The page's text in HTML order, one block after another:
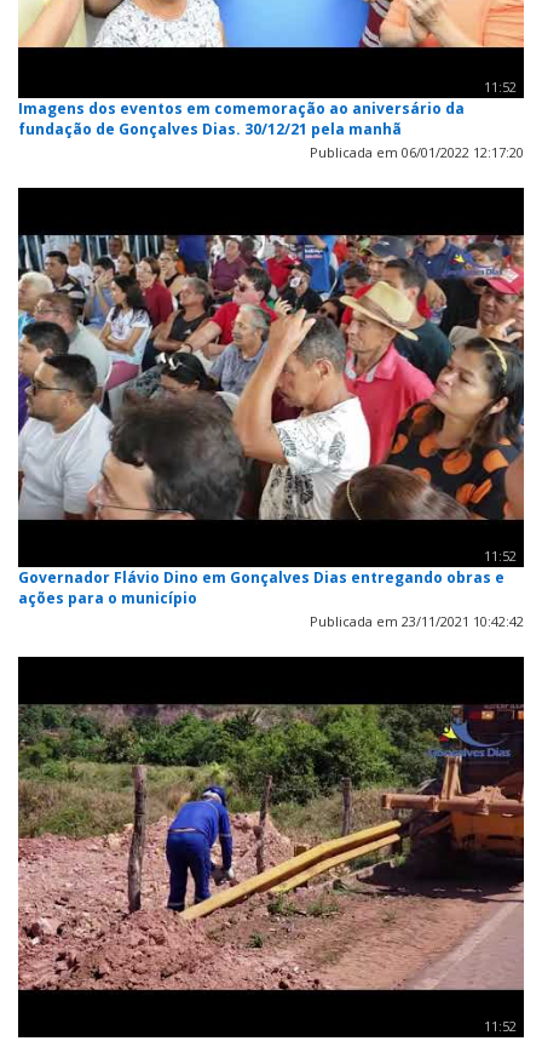
11:52
Imagens dos eventos em comemoração ao aniversário da
fundação de Gonçalves Dias. 30/12/21 pela manhã
Publicada em 06/01/2022 12:17:20
11:52
Governador Flávio Dino em Gonçalves Dias entregando obras e
ações para o município
Publicada em 23/11/2021 10:42:42
11:52